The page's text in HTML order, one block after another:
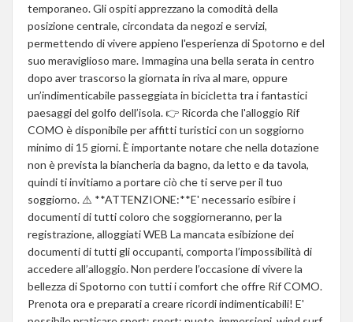
temporaneo. Gli ospiti apprezzano la comodità della
posizione centrale, circondata da negozi e servizi,
permettendo di vivere appieno l'esperienza di Spotorno e del
suo meraviglioso mare. Immagina una bella serata in centro
dopo aver trascorso la giornata in riva al mare, oppure
un’indimenticabile passeggiata in bicicletta tra i fantastici
paesaggi del golfo dell’isola. 👉 Ricorda che l'alloggio Rif
COMO è disponibile per affitti turistici con un soggiorno
minimo di 15 giorni. È importante notare che nella dotazione
non è prevista la biancheria da bagno, da letto e da tavola,
quindi ti invitiamo a portare ciò che ti serve per il tuo
soggiorno. ⚠️ **ATTENZIONE:**E' necessario esibire i
documenti di tutti coloro che soggiorneranno, per la
registrazione, alloggiati WEB La mancata esibizione dei
documenti di tutti gli occupanti, comporta l’impossibilità di
accedere all’alloggio. Non perdere l’occasione di vivere la
bellezza di Spotorno con tutti i comfort che offre Rif COMO.
Prenota ora e preparati a creare ricordi indimenticabili! E'